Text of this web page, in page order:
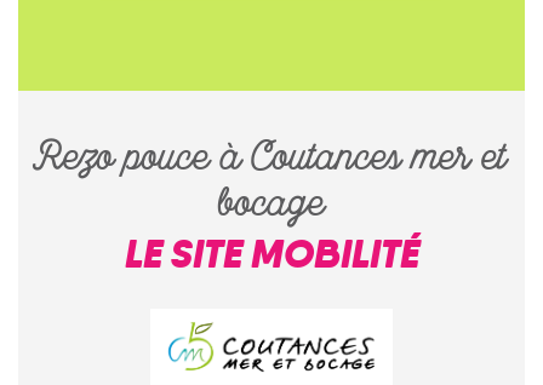
Rezo pouce à Coutances mer et
bocage
LE SITE MOBILITÉ